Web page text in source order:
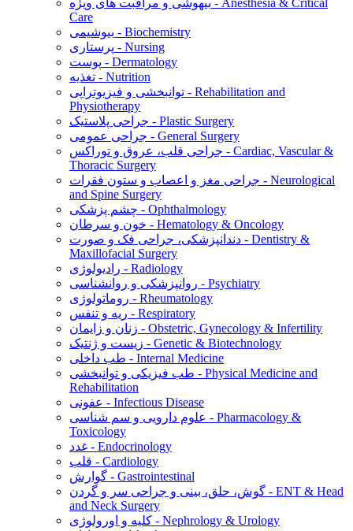
Care
بیوشیمی - Biochemistry
پرستاری - Nursing
پوست - Dermatology
تغذیه - Nutrition
توانبخشی و فیزیوتراپی - Rehabilitation and
Physiotherapy
جراحی پلاستیک - Plastic Surgery
جراحی عمومی - General Surgery
جراحی قلب، عروق و توراکس - Cardiac, Vascular &
Thoracic Surgery
جراحی مغز و اعصاب و ستون فقرات - Neurological
and Spine Surgery
چشم پزشکی - Ophthalmology
خون و سرطان - Hematology & Oncology
دندانپزشکی، جراحی فک و صورت - Dentistry &
Maxillofacial Surgery
رادیولوژی - Radiology
روانپزشکی و روانشناسی - Psychiatry
روماتولوژی - Rheumatology
ریه و تنفس - Respiratory
زنان و زایمان - Obstetric, Gynecology & Infertility
زیست و ژنتیک - Genetic & Biotechnology
طب داخلی - Internal Medicine
طب فیزیکی و توانبخشی - Physical Medicine and
Rehabilitation
عفونی - Infectious Disease
علوم دارویی و سم شناسی - Pharmacology &
Toxicology
غدد - Endocrinology
قلب - Cardiology
گوارش - Gastrointestinal
گوش، حلق، بینی و جراحی سر و گردن - ENT & Head
and Neck Surgery
کلیه و اورولوژی - Nephrology & Urology